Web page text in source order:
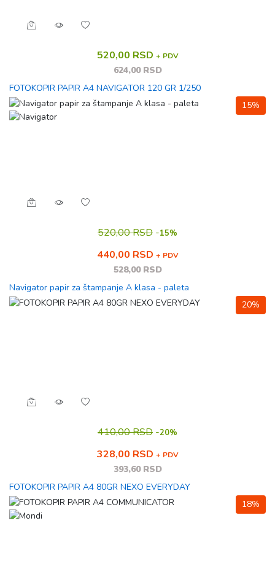
520,00 RSD + PDV
624,00 RSD
FOTOKOPIR PAPIR A4 NAVIGATOR 120 GR 1/250
15%
520,00 RSD -15%
440,00 RSD + PDV
528,00 RSD
Navigator papir za štampanje A klasa - paleta
20%
410,00 RSD -20%
328,00 RSD + PDV
393,60 RSD
FOTOKOPIR PAPIR A4 80GR NEXO EVERYDAY
18%